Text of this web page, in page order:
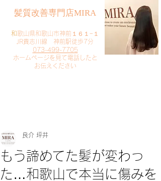
​髪質改善専門店MIRA
​和歌山県和歌山市神前１６１−１
JR貴志川線 神前駅徒歩7分
073-499-7705
​ホームページを見て電話したと
お伝えください
もう諦めてた髪が変わっ
た…和歌山で本当に傷みを
良介 坪井